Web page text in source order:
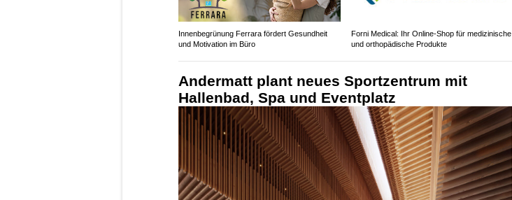
Innenbegrünung Ferrara fördert Gesundheit
und Motivation im Büro
Forni Medical: Ihr Online-Shop für medizinische
und orthopädische Produkte
Andermatt plant neues Sportzentrum mit
Hallenbad, Spa und Eventplatz